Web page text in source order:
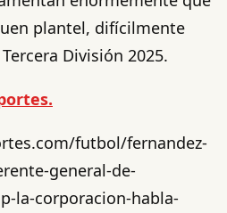
plantel, difícilmente
División 2025.
futbol/fernandez-
general-de-
la-corporacion-habla-